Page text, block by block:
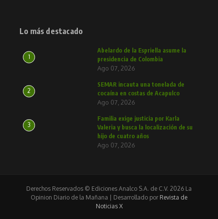
Lo más destacado
1
Abelardo de la Espriella asume la
presidencia de Colombia
Ago 07, 2026
2
SEMAR incauta una tonelada de
cocaína en costas de Acapulco
Ago 07, 2026
3
Familia exige justicia por Karla
Valeria y busca la localización de su
hijo de cuatro años
Ago 07, 2026
Derechos Reservados © Ediciones Analco S.A. de C.V. 2026 La
Opinion Diario de la Mañana | Desarrollado por Revista de
Noticias X